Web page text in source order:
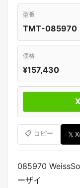
型番
TMT-085970
価格
¥157,430
📋 コピー 𝕏 X
085970
ーザイ